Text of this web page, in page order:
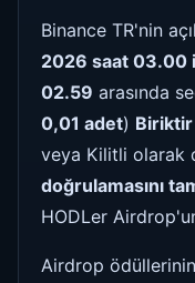
Binance TR'nin
2026 saat 03.00
02.59 arasında
0,01 adet)
veya Kilitli olarak
doğrulamasını
HODLer
Airdrop